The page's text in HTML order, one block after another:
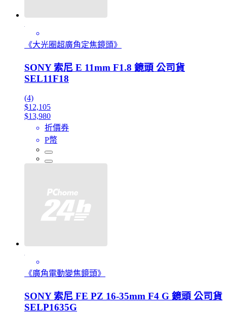
《大光圈超廣角定焦鏡頭》
SONY 索尼 E 11mm F1.8 鏡頭 公司貨
SEL11F18
(4)
$12,105
$13,980
折價券
P幣
《廣角電動變焦鏡頭》
SONY 索尼 FE PZ 16-35mm F4 G 鏡頭 公司貨
SELP1635G